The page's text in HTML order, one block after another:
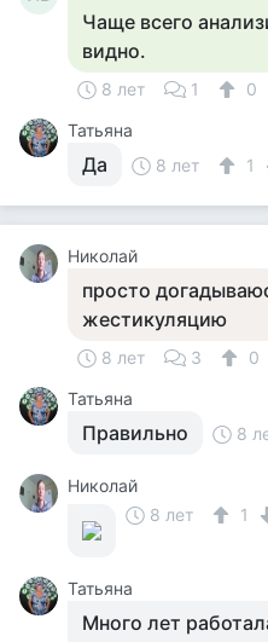
Чаще всего
видно.
8 лет 1
0
Татьяна
Да 8 лет 1
Николай
просто
жестикуляцию
8 лет 3
0
Татьяна
Правильно 8
Николай
8 лет
1
Татьяна
Много лет